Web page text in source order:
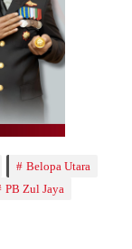
Belopa Utara
PB Zul Jaya